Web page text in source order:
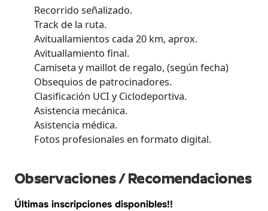
Recorrido señalizado.
Track de la ruta.
Avituallamientos cada 20 km, aprox.
Avituallamiento final.
Camiseta y maillot de regalo, (según fecha)
Obsequios de patrocinadores.
Clasificación UCI y Ciclodeportiva.
Asistencia mecánica.
Asistencia médica.
Fotos profesionales en formato digital.
Observaciones / Recomendaciones
Últimas inscripciones disponibles!!